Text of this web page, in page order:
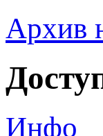
Архив
Инфо